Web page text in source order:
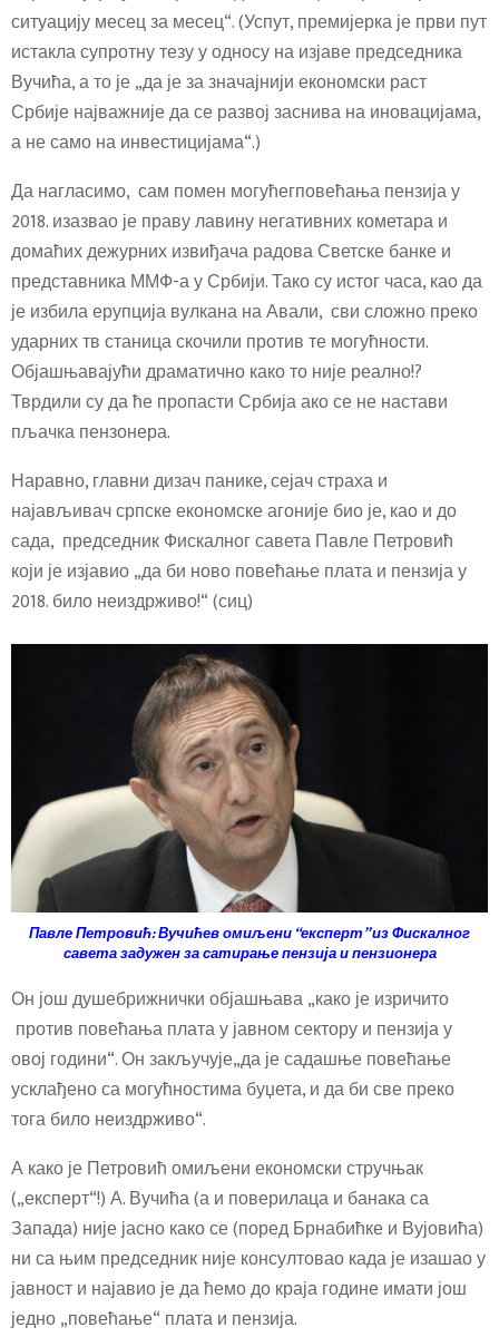
ситуацију месец за месец“. (Успут, премијерка је први пут
истакла супротну тезу у односу на изјаве председника
Вучића, а то је „да је за значајнији економски раст
Србије најважније да се развој заснива на иновацијама,
а не само на инвестицијама“.)
Да нагласимо, сам помен могућегповећања пензија у
2018. изазвао је праву лавину негативних кометара и
домаћих дежурних извиђача радова Светске банке и
представника ММФ-а у Србији. Тако су истог часа, као да
је избила ерупција вулкана на Авали, сви сложно преко
ударних тв станица скочили против те могућности.
Објашњавајући драматично како то није реално!?
Тврдили су да ће пропасти Србија ако се не настави
пљачка пензонера.
Наравно, главни дизач панике, сејач страха и
најављивач српске економске агоније био је, као и до
сада, председник Фискалног савета Павле Петровић
који је изјавио „да би ново повећање плата и пензија у
2018. било неиздрживо!“ (сиц)
Павле Петровић: Вучићев омиљени “експерт” из Фискалног
савета задужен за сатирање пензија и пензионера
Он још душебрижнички објашњава „како је изричито
против повећања плата у јавном сектору и пензија у
овој години“. Он закључује„да је садашње повећање
усклађено са могућностима буџета, и да би све преко
тога било неиздрживо“.
А како је Петровић омиљени економски стручњак
(„експерт“!) А. Вучића (а и поверилаца и банака са
Запада) није јасно како се (поред Брнабићке и Вујовића)
ни са њим председник није консултовао када је изашао у
јавност и најавио је да ћемо до краја године имати још
једно „повећање“ плата и пензија.